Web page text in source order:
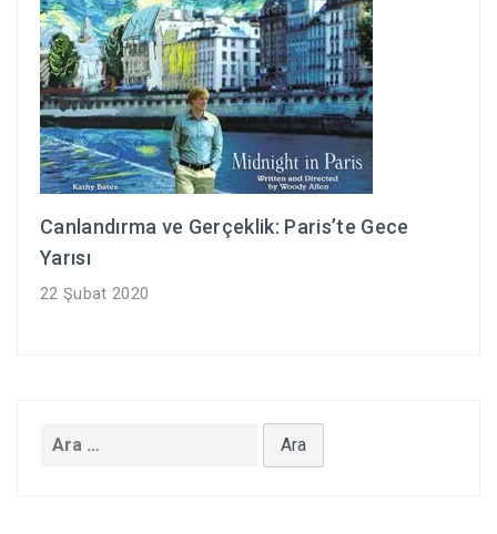
Canlandırma ve Gerçeklik: Paris’te Gece
Yarısı
22 Şubat 2020
Arama: